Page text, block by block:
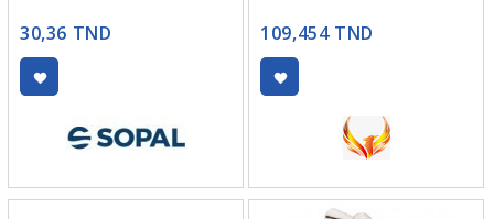
30,36 TND 109,454 TND